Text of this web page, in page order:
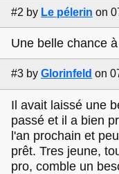
#2 by Le pélerin on
Une belle chance
#3 by Glorinfeld on
Il avait laissé une
passé et il a bien
l'an prochain et
prêt. Tres jeune,
pro, comble un